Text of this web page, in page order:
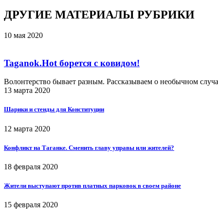
ДРУГИЕ МАТЕРИАЛЫ РУБРИКИ
10 мая 2020
Taganok.Hot борется с ковидом!
Волонтерство бывает разным. Рассказываем о необычном
13 марта 2020
Шарики и стенды для Конституции
12 марта 2020
Конфликт на Таганке. Сменить главу управы или жителей?
18 февраля 2020
Жители выступают против платных парковок в своем районе
15 февраля 2020